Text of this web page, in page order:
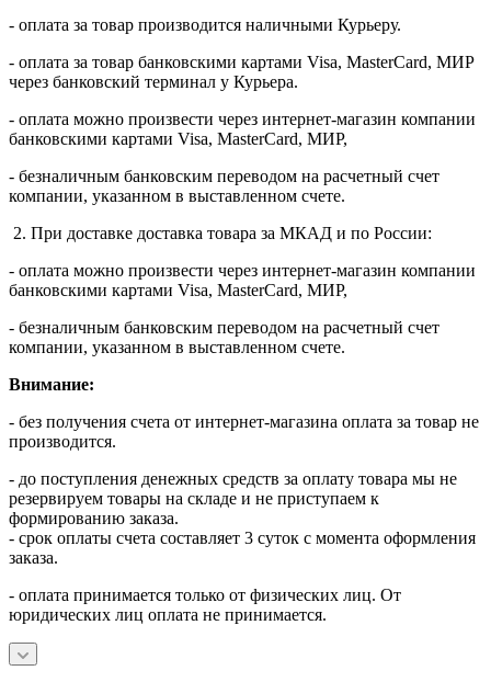
- оплата за товар производится наличными Курьеру.
- оплата за товар банковскими картами Visa, MasterСard, МИР
через банковский терминал у Курьера.
- оплата можно произвести через интернет-магазин компании
банковскими картами Visa, MasterСard, МИР,
- безналичным банковским переводом на расчетный счет
компании, указанном в выставленном счете.
2. При доставке доставка товара за МКАД и по России:
- оплата можно произвести через интернет-магазин компании
банковскими картами Visa, MasterСard, МИР,
- безналичным банковским переводом на расчетный счет
компании, указанном в выставленном счете.
Внимание:
- без получения счета от интернет-магазина оплата за товар не
производится.
- до поступления денежных средств за оплату товара мы не
резервируем товары на складе и не приступаем к
формированию заказа.
- срок оплаты счета составляет 3 суток с момента оформления
заказа.
- оплата принимается только от физических лиц. От
юридических лиц оплата не принимается.